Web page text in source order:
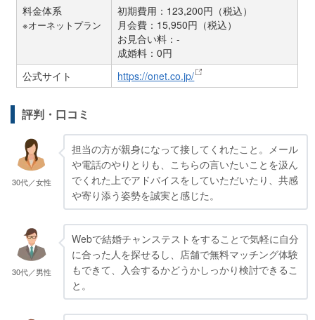
料金体系
※オーネットプラン
初期費用：123,200円（税込）
月会費：15,950円（税込）
お見合い料：-
成婚料：0円
公式サイト
https://onet.co.jp/
評判・口コミ
30代／女性
担当の方が親身になって接してくれたこと。メール
や電話のやりとりも、こちらの言いたいことを汲ん
でくれた上でアドバイスをしていただいたり、共感
や寄り添う姿勢を誠実と感じた。
30代／男性
Webで結婚チャンステストをすることで気軽に自分
に合った人を探せるし、店舗で無料マッチング体験
もできて、入会するかどうかしっかり検討できるこ
と。